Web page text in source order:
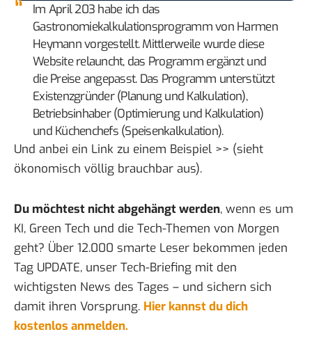
Im April 203 habe ich das
Gastronomiekalkulationsprogramm von Harmen
Heymannvorgestellt. Mittlerweile wurde diese
Website relauncht, das Programm ergänzt und
die Preise angepasst. Das Programm unterstützt
Existenzgründer (Planung und Kalkulation),
Betriebsinhaber (Optimierung und Kalkulation)
und Küchenchefs (Speisenkalkulation).
Und anbei ein Link zu einem Beispiel >> (sieht
ökonomisch völlig brauchbar aus).
Du möchtest nicht abgehängt werden, wenn es um
KI, Green Tech und die Tech-Themen von Morgen
geht? Über 12.000 smarte Leser bekommen jeden
Tag UPDATE, unser Tech-Briefing mit den
wichtigsten News des Tages – und sichern sich
damit ihren Vorsprung. Hier kannst du dich
kostenlos anmelden.